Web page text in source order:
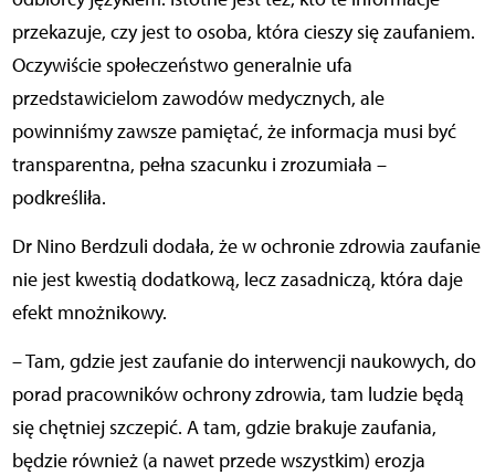
przekazuje, czy jest to osoba, która cieszy się zaufaniem.
Oczywiście społeczeństwo generalnie ufa
przedstawicielom zawodów medycznych, ale
powinniśmy zawsze pamiętać, że informacja musi być
transparentna, pełna szacunku i zrozumiała –
podkreśliła.
Dr Nino Berdzuli dodała, że w ochronie zdrowia zaufanie
nie jest kwestią dodatkową, lecz zasadniczą, która daje
efekt mnożnikowy.
– Tam, gdzie jest zaufanie do interwencji naukowych, do
porad pracowników ochrony zdrowia, tam ludzie będą
się chętniej szczepić. A tam, gdzie brakuje zaufania,
będzie również (a nawet przede wszystkim) erozja